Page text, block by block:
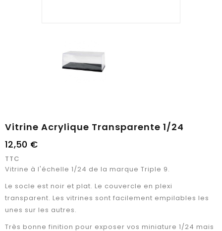
Vitrine Acrylique Transparente 1/24
12,50 €
TTC
Vitrine à l'échelle 1/24 de la marque Triple 9.
Le socle est noir et plat. Le couvercle en plexi
transparent. Les vitrines sont facilement empilables les
unes sur les autres.
Très bonne finition pour exposer vos miniature 1/24 mais